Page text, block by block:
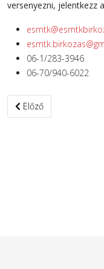
versenyezni, jelentkezz
06-1/283-3946
06-70/940-6022
Előző cikk: Jogi
Előző